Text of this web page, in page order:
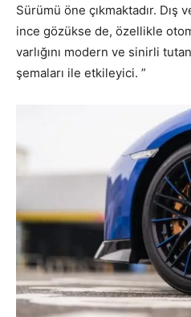
Sürümü öne çıkmaktadır. Dış
ince gözükse de, özellikle
varlığını modern ve sinirli
şemaları ile etkileyici. ”